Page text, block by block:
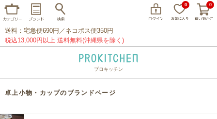
0 0
家事問屋 ウェック フライパン
プレート グラス カトラリー
送料：宅急便690円／ネコポス便350円
税込13,000円以上 送料無料(沖縄県を除く)
プロキッチン
卓上小物・カップのブランドページ